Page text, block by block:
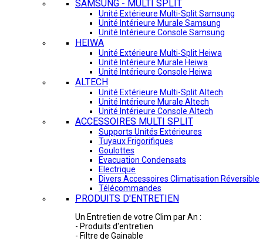
SAMSUNG - MULTI SPLIT
Unité Extérieure Multi-Split Samsung
Unité Intérieure Murale Samsung
Unité Intérieure Console Samsung
HEIWA
Unité Extérieure Multi-Split Heiwa
Unité Intérieure Murale Heiwa
Unité Intérieure Console Heiwa
ALTECH
Unité Extérieure Multi-Split Altech
Unité Intérieure Murale Altech
Unité Intérieure Console Altech
ACCESSOIRES MULTI SPLIT
Supports Unités Extérieures
Tuyaux Frigorifiques
Goulottes
Evacuation Condensats
Electrique
Divers Accessoires Climatisation Réversible
Télécommandes
PRODUITS D'ENTRETIEN
Un Entretien de votre Clim par An :
- Produits d'entretien
- Filtre de Gainable